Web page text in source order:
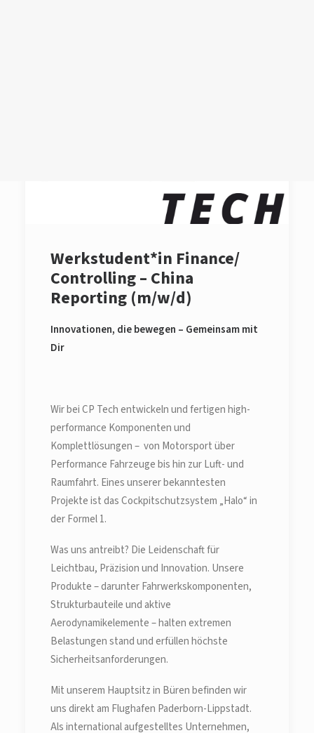
Werkstudent*in Finance/
Controlling – China
Reporting (m/w/d)
Innovationen, die bewegen – Gemeinsam mit
Dir
Wir bei CP Tech entwickeln und fertigen high-
performance Komponenten und
Komplettlösungen – von Motorsport über
Performance Fahrzeuge bis hin zur Luft- und
Raumfahrt. Eines unserer bekanntesten
Projekte ist das Cockpitschutzsystem „Halo“ in
der Formel 1.
Was uns antreibt? Die Leidenschaft für
Leichtbau, Präzision und Innovation. Unsere
Produkte – darunter Fahrwerkskomponenten,
Strukturbauteile und aktive
Aerodynamikelemente – halten extremen
Belastungen stand und erfüllen höchste
Sicherheitsanforderungen.
Mit unserem Hauptsitz in Büren befinden wir
uns direkt am Flughafen Paderborn-Lippstadt.
Als international aufgestelltes Unternehmen,